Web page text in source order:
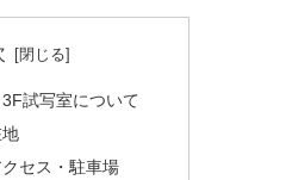
試写室について
セス・駐車場